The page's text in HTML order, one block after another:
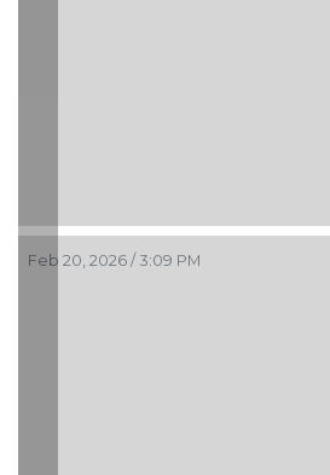
Feb 20, 2026 / 3:09 PM